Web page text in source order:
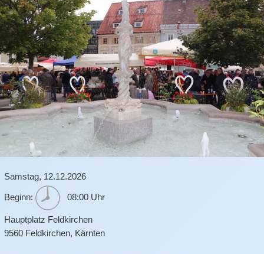
Samstag, 12.12.2026
Beginn: 08:00 Uhr
Hauptplatz Feldkirchen
9560 Feldkirchen, Kärnten